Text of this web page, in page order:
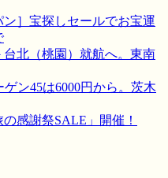
ン］宝探しセールでお宝運
台北（桃園）就航へ。東南
ン45は6000円から。茨木
感謝祭SALE」開催！